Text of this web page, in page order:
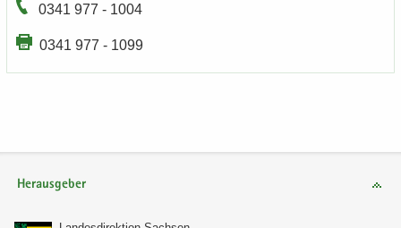
0341 977 - 1004
0341 977 - 1099
Herausgeber